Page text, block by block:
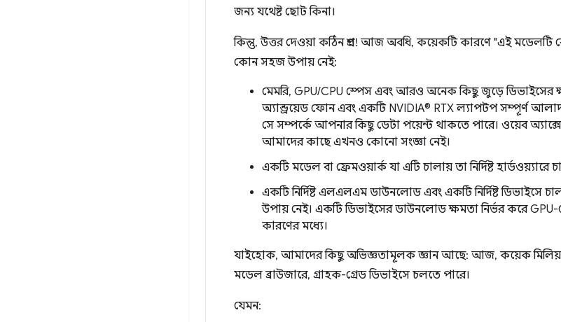
জন্য যথেষ্ট ছোট কিনা।
কিন্তু, উত্তর দেওয়া কঠিন প্রশ্ন! আজ অবধি, কয়েকটি কারণে "এই মডেলটি
কোন সহজ উপায় নেই:
মেমরি, GPU/CPU স্পেস এবং আরও অনেক কিছু জুড়ে ডিভাইসের
অ্যান্ড্রয়েড ফোন এবং একটি NVIDIA® RTX ল্যাপটপ সম্পূর্ণ
সে সম্পর্কে আপনার কিছু ডেটা পয়েন্ট থাকতে পারে। ওয়েব
আমাদের কাছে এখনও কোনো সংজ্ঞা নেই।
একটি মডেল বা ফ্রেমওয়ার্ক যা এটি চালায় তা নির্দিষ্ট
একটি নির্দিষ্ট এলএলএম ডাউনলোড এবং একটি নির্দিষ্ট ডিভাইসে
উপায় নেই। একটি ডিভাইসের ডাউনলোড ক্ষমতা নির্ভর করে
কারণের মধ্যে।
যাইহোক, আমাদের কিছু অভিজ্ঞতামূলক জ্ঞান আছে: আজ, কয়েক মিলিয়ন
মডেল ব্রাউজারে, গ্রাহক-গ্রেড ডিভাইসে চলতে পারে।
যেমন: